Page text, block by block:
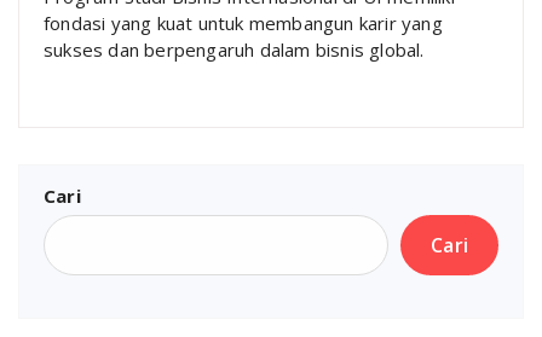
fondasi yang kuat untuk membangun karir yang
sukses dan berpengaruh dalam bisnis global.
Cari
Cari